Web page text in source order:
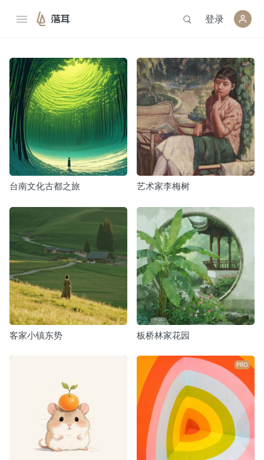
落耳 登录
台南文化古都之旅 艺术家李梅树
客家小镇东势 板桥林家花园
PRO